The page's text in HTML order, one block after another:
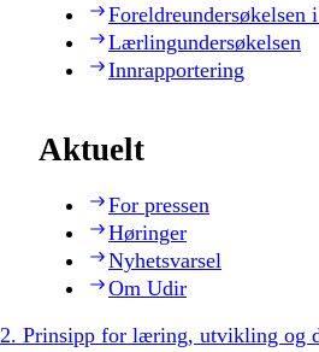
Foreldreundersøkelsen
Lærlingundersøkelsen
Innrapportering
Aktuelt
For pressen
Høringer
Nyhetsvarsel
Om Udir
2. Prinsipp for læring, utvikling og